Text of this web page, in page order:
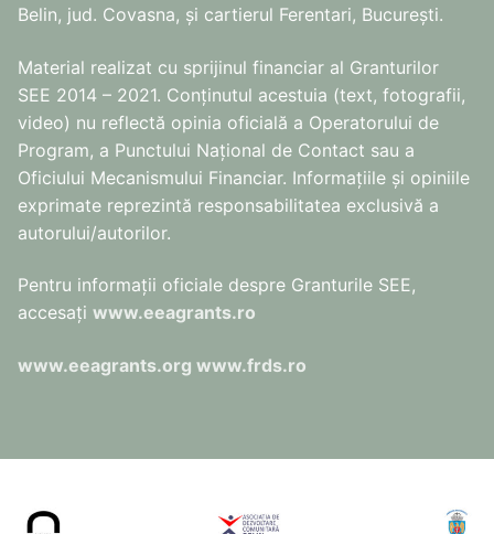
Belin, jud. Covasna, și cartierul Ferentari, București.
Material realizat cu sprijinul financiar al Granturilor
SEE 2014 – 2021. Conținutul acestuia (text, fotografii,
video) nu reflectă opinia oficială a Operatorului de
Program, a Punctului Național de Contact sau a
Oficiului Mecanismului Financiar. Informațiile și opiniile
exprimate reprezintă responsabilitatea exclusivă a
autorului/autorilor.
Pentru informaţii oficiale despre Granturile SEE,
accesaţi www.eeagrants.ro
www.eeagrants.org www.frds.ro